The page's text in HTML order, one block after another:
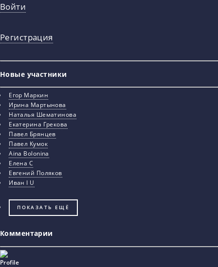
Войти
Регистрация
Новые участники
Егор Маркин
Ирина Мартынова
Наталья Шематинова
Екатерина Грекова
Павел Брянцев
Павел Кумок
Aina Bolonina
Елена С
Евгений Поляков
Иван I U
ПОКАЗАТЬ ЕЩЁ
Комментарии